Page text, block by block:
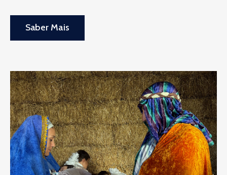
Saber Mais